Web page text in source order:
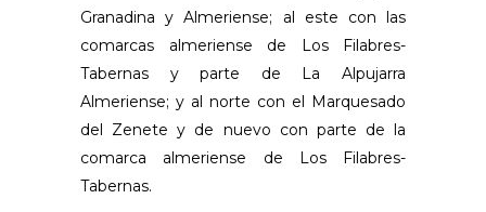
Granadina y Almeriense; al este con las
comarcas almeriense de Los Filabres-
Tabernas y parte de La Alpujarra
Almeriense; y al norte con el Marquesado
del Zenete y de nuevo con parte de la
comarca almeriense de Los Filabres-
Tabernas.